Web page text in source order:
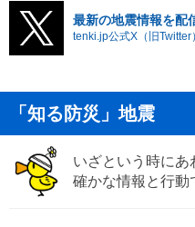
最新の地震情報を配
tenki.jp公式X（旧Twitter
「知る防災」地震
いざという時にあ
確かな情報と行動